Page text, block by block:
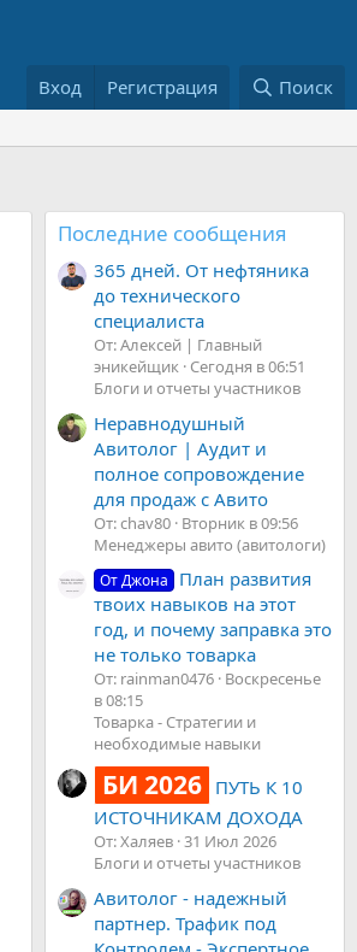
Вход Регистрация Поиск
Последние сообщения
365 дней. От нефтяника
до технического
специалиста
От: Алексей | Главный
эникейщик Сегодня в 06:51
Блоги и отчеты участников
Неравнодушный
Авитолог | Аудит и
полное сопровождение
для продаж с Авито
От: chav80 Вторник в 09:56
Менеджеры авито (авитологи)
От Джона
План развития
твоих навыков на этот
год, и почему заправка это
не только товарка
От: rainman0476 Воскресенье
в 08:15
Товарка - Стратегии и
необходимые навыки
БИ 2026 ПУТЬ К 10
ИСТОЧНИКАМ ДОХОДА
От: Халяев 31 Июл 2026
Блоги и отчеты участников
Авитолог - надежный
партнер. Трафик под